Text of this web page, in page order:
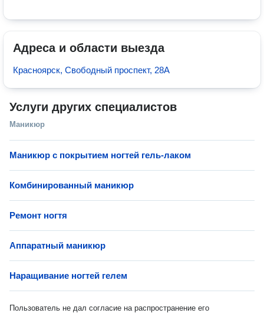
Адреса и области выезда
Красноярск, Свободный проспект, 28А
Услуги других специалистов
Маникюр
Маникюр с покрытием ногтей гель-лаком
Комбинированный маникюр
Ремонт ногтя
Аппаратный маникюр
Наращивание ногтей гелем
Пользователь не дал согласие на распространение его